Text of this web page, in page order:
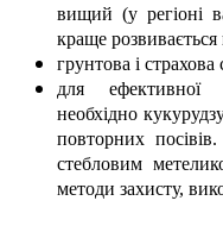
вищий (у регіоні
краще
грунтова і страхова
для ефективної
необхідно
повторних
стебловим
методи захисту,